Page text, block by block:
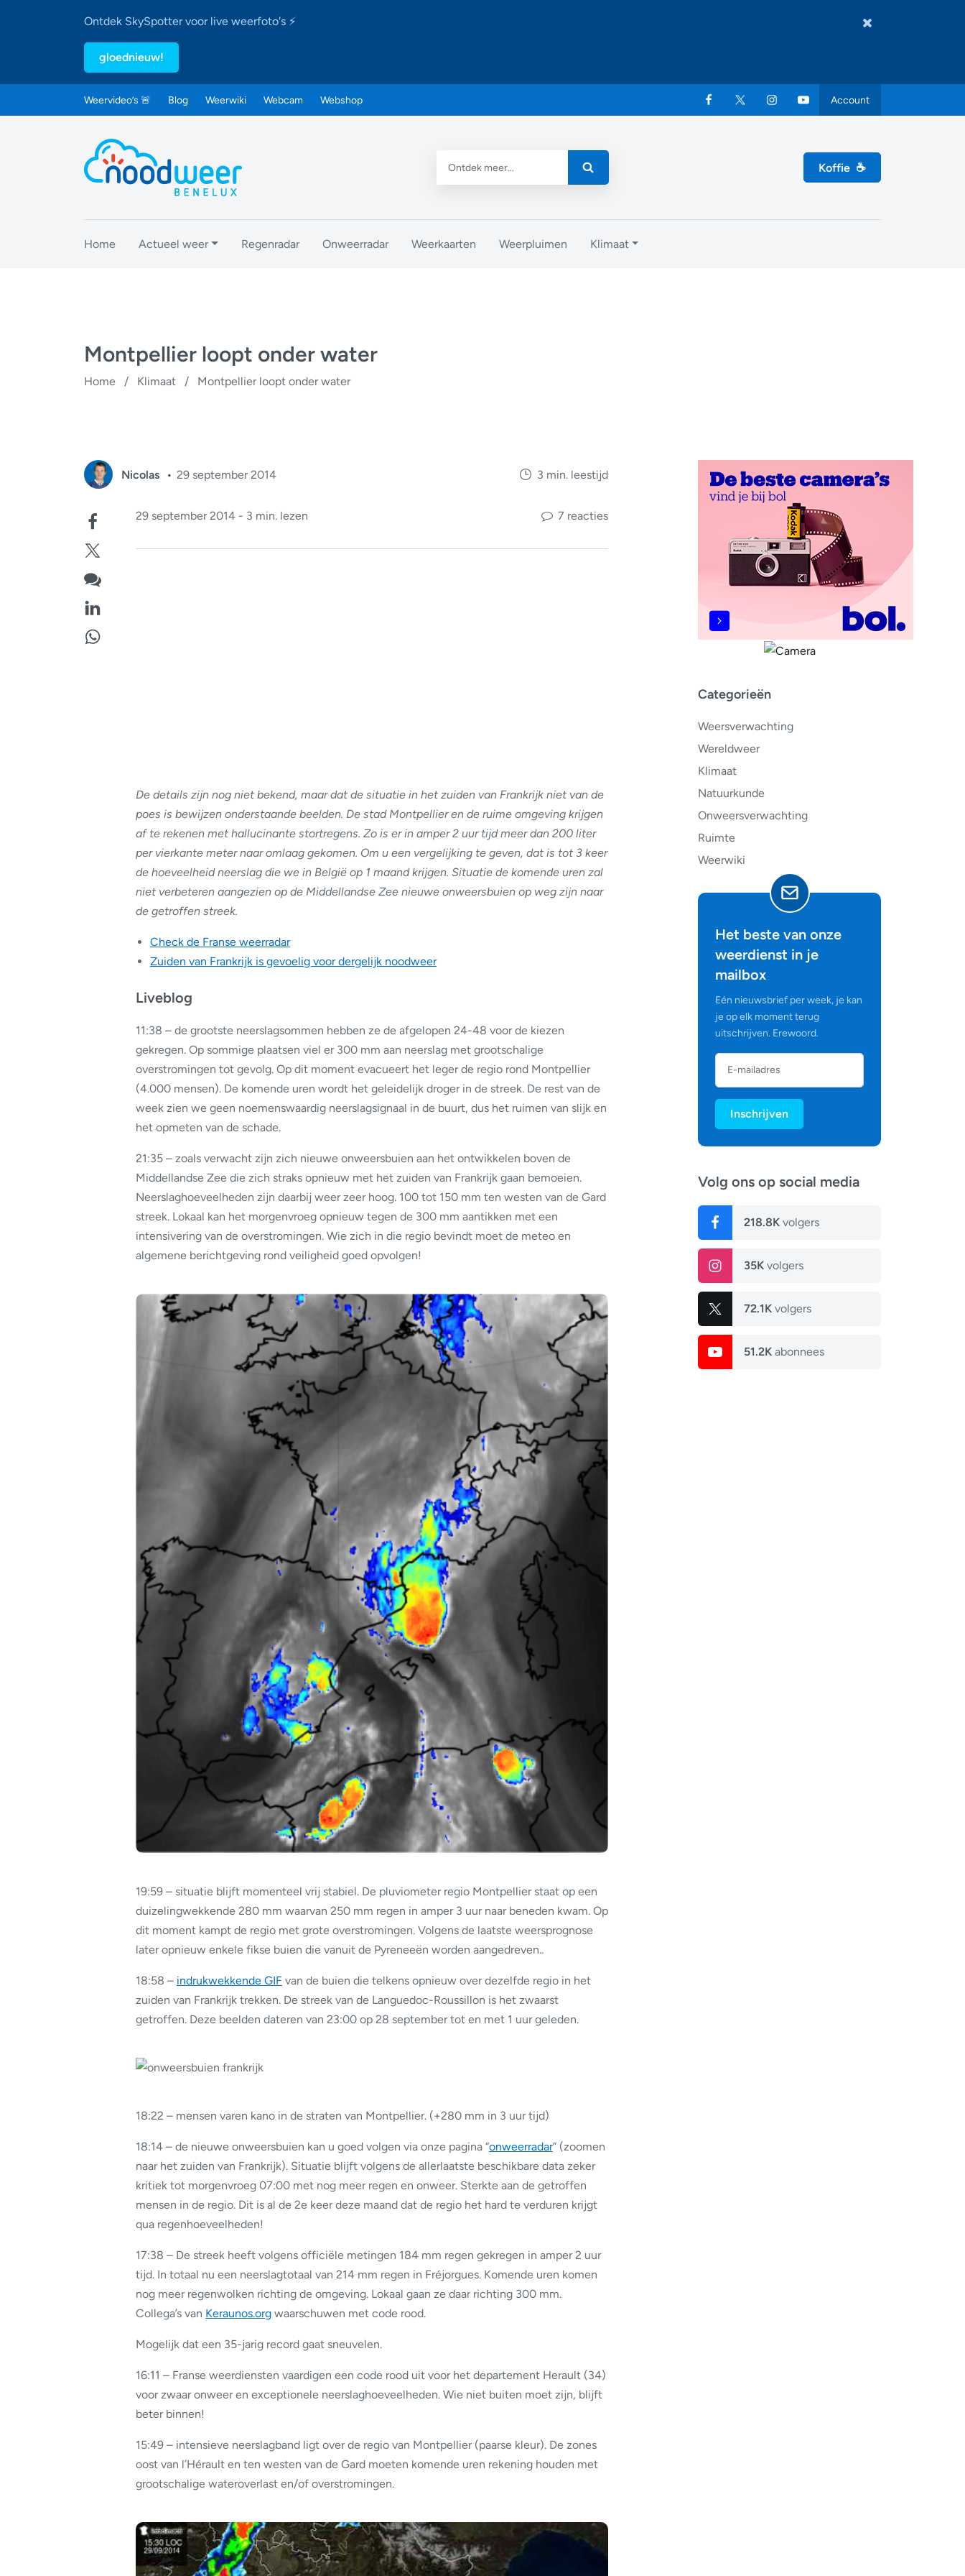
Ontdek SkySpotter voor live weerfoto's ⚡
gloednieuw!
Weervideo’s 🚨 Blog Weerwiki Webcam Webshop Account
Koffie ☕
Home Actueel weer Regenradar Onweerradar Weerkaarten Weerpluimen Klimaat
Montpellier loopt onder water
Home / Klimaat / Montpellier loopt onder water
Categorieën
Weersverwachting
Wereldweer
Klimaat
Natuurkunde
Onweersverwachting
Ruimte
Weerwiki
Het beste van onze
weerdienst in je
mailbox
Eén nieuwsbrief per week, je kan
je op elk moment terug
uitschrijven. Erewoord.
Inschrijven
Volg ons op social media
218.8K volgers
35K volgers
72.1K volgers
51.2K abonnees
Nicolas 29 september 2014 3 min. leestijd
29 september 2014 - 3 min. lezen 7 reacties
De details zijn nog niet bekend, maar dat de situatie in het zuiden van Frankrijk niet van de
poes is bewijzen onderstaande beelden. De stad Montpellier en de ruime omgeving krijgen
af te rekenen met hallucinante stortregens. Zo is er in amper 2 uur tijd meer dan 200 liter
per vierkante meter naar omlaag gekomen. Om u een vergelijking te geven, dat is tot 3 keer
de hoeveelheid neerslag die we in België op 1 maand krijgen. Situatie de komende uren zal
niet verbeteren aangezien op de Middellandse Zee nieuwe onweersbuien op weg zijn naar
de getroffen streek.
Check de Franse weerradar
Zuiden van Frankrijk is gevoelig voor dergelijk noodweer
Liveblog
11:38 – de grootste neerslagsommen hebben ze de afgelopen 24-48 voor de kiezen
gekregen. Op sommige plaatsen viel er 300 mm aan neerslag met grootschalige
overstromingen tot gevolg. Op dit moment evacueert het leger de regio rond Montpellier
(4.000 mensen). De komende uren wordt het geleidelijk droger in de streek. De rest van de
week zien we geen noemenswaardig neerslagsignaal in de buurt, dus het ruimen van slijk en
het opmeten van de schade.
21:35 – zoals verwacht zijn zich nieuwe onweersbuien aan het ontwikkelen boven de
Middellandse Zee die zich straks opnieuw met het zuiden van Frankrijk gaan bemoeien.
Neerslaghoeveelheden zijn daarbij weer zeer hoog. 100 tot 150 mm ten westen van de Gard
streek. Lokaal kan het morgenvroeg opnieuw tegen de 300 mm aantikken met een
intensivering van de overstromingen. Wie zich in die regio bevindt moet de meteo en
algemene berichtgeving rond veiligheid goed opvolgen!
19:59 – situatie blijft momenteel vrij stabiel. De pluviometer regio Montpellier staat op een
duizelingwekkende 280 mm waarvan 250 mm regen in amper 3 uur naar beneden kwam. Op
dit moment kampt de regio met grote overstromingen. Volgens de laatste weersprognose
later opnieuw enkele fikse buien die vanuit de Pyreneeën worden aangedreven..
18:58 – indrukwekkende GIF van de buien die telkens opnieuw over dezelfde regio in het
zuiden van Frankrijk trekken. De streek van de Languedoc-Roussillon is het zwaarst
getroffen. Deze beelden dateren van 23:00 op 28 september tot en met 1 uur geleden.
18:22 – mensen varen kano in de straten van Montpellier. (+280 mm in 3 uur tijd)
18:14 – de nieuwe onweersbuien kan u goed volgen via onze pagina “onweerradar” (zoomen
naar het zuiden van Frankrijk). Situatie blijft volgens de allerlaatste beschikbare data zeker
kritiek tot morgenvroeg 07:00 met nog meer regen en onweer. Sterkte aan de getroffen
mensen in de regio. Dit is al de 2e keer deze maand dat de regio het hard te verduren krijgt
qua regenhoeveelheden!
17:38 – De streek heeft volgens officiële metingen 184 mm regen gekregen in amper 2 uur
tijd. In totaal nu een neerslagtotaal van 214 mm regen in Fréjorgues. Komende uren komen
nog meer regenwolken richting de omgeving. Lokaal gaan ze daar richting 300 mm.
Collega’s van Keraunos.org waarschuwen met code rood.
Mogelijk dat een 35-jarig record gaat sneuvelen.
16:11 – Franse weerdiensten vaardigen een code rood uit voor het departement Herault (34)
voor zwaar onweer en exceptionele neerslaghoeveelheden. Wie niet buiten moet zijn, blijft
beter binnen!
15:49 – intensieve neerslagband ligt over de regio van Montpellier (paarse kleur). De zones
oost van l’Hérault en ten westen van de Gard moeten komende uren rekening houden met
grootschalige wateroverlast en/of overstromingen.